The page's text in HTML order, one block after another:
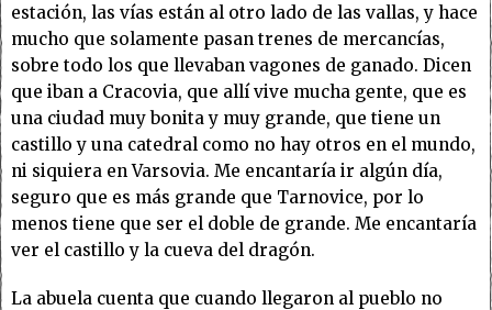
estación, las vías están al otro lado de las vallas, y hace
mucho que solamente pasan trenes de mercancías,
sobre todo los que llevaban vagones de ganado. Dicen
que iban a Cracovia, que allí vive mucha gente, que es
una ciudad muy bonita y muy grande, que tiene un
castillo y una catedral como no hay otros en el mundo,
ni siquiera en Varsovia. Me encantaría ir algún día,
seguro que es más grande que Tarnovice, por lo
menos tiene que ser el doble de grande. Me encantaría
ver el castillo y la cueva del dragón.
La abuela cuenta que cuando llegaron al pueblo no